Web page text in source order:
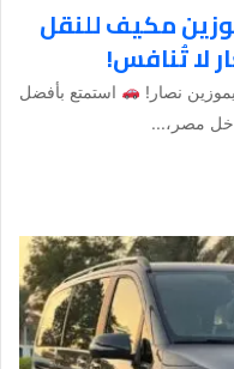
مكيف للنقل
لا تُنافس!
نصار!
استمتع بأفضل
مصر،...